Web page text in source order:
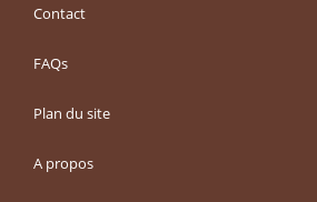
Contact
FAQs
Plan du site
A propos